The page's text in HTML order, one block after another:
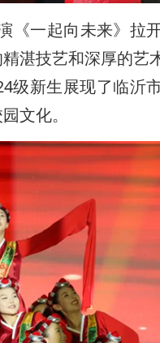
《一起向未来》拉
湛技艺和深厚的艺
级新生展现了临沂
文化。